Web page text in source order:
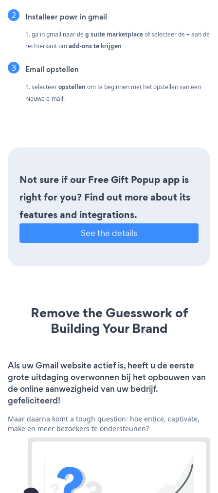
Installeer powr in gmail
1. ga in gmail naar deg suite marketplaceof selecteer de+aan de
rechterkant omadd-ons te krijgen
Email opstellen
1. selecteeropstellen om te beginnen met het opstellen van een
nieuwe e-mail.
Not sure if our Free Gift Popup app is
right for you? Find out more about its
features and integrations.
See the details
Remove the Guesswork of
Building Your Brand
Als uw Gmail website actief is, heeft u de eerste
grote uitdaging overwonnen bij het opbouwen van
de online aanwezigheid van uw bedrijf.
gefeliciteerd!
Maar daarna komt a tough question: hoe entice, captivate,
make en meer bezoekers te ondersteunen?